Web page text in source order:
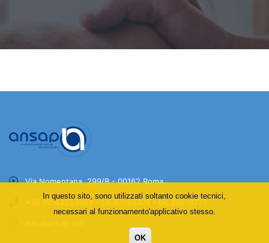
Via Nomentana, 299/B - 00162 Roma
+39 06.44254963 - 06.87085374 - 06.33978773
In questo sito, sono utilizzati soltanto cookie tecnici,
necessari al funzionamento'applicativo stesso.
OK